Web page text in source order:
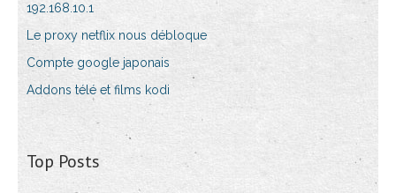
192.168.10.1
Le proxy netflix nous débloque
Compte google japonais
Addons télé et films kodi
Top Posts